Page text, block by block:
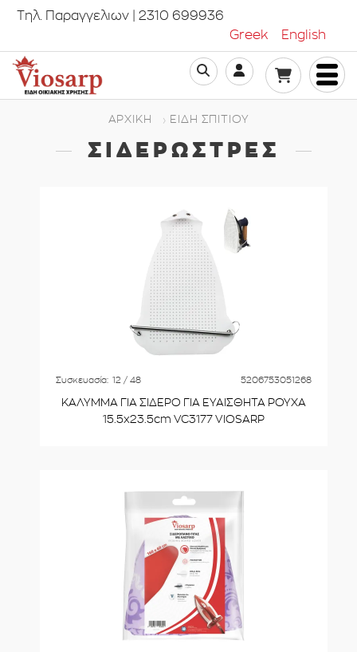
Τηλ. Παραγγελιων | 2310 699936
Greek
English
ΑΡΧΙΚΗ ΕΊΔΗ ΣΠΙΤΙΟΎ
ΣΙΔΕΡΏΣΤΡΕΣ
Συσκευασία: 12 / 48 5206753051268
ΚΑΛΥΜΜΑ ΓΙΑ ΣΙΔΕΡΟ ΓΙΑ ΕΥΑΙΣΘΗΤΑ ΡΟΥΧΑ
15.5x23.5cm VC3177 VIOSARP